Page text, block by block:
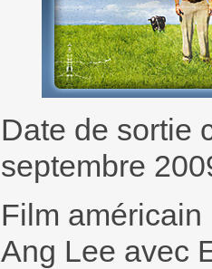
Date de sortie
septembre
Film
Ang Lee avec